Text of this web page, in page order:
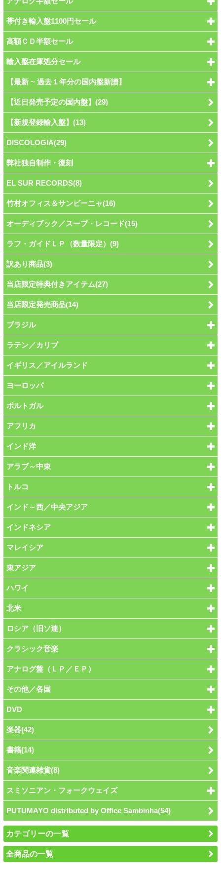
帯付き輸入盤1100円セール
高額ＣＤ半額セール
輸入盤在庫処分セール
【最新 ~ 過去１年分の国内盤新譜】
【近日発売予定の国内盤】(29)
【新規登録輸入盤】(13)
DISCOLOGIA(29)
弊社独自制作・復刻
EL SUR RECORDS(8)
竹村オフィス＆サンビーニャ(16)
オーディブック／スープ・レコード(15)
ラフ・ガイドＬＰ（数量限定）(9)
訳あり商品(3)
当店限定特典付きアイテム(27)
当店限定発売商品(14)
ブラジル
ラテン／カリブ
イギリス／アイルランド
ヨーロッパ
ポルトガル
アフリカ
インド洋
アラブ～中東
トルコ
インド～西／中央アジア
インドネシア
マレイシア
東アジア
ハワイ
北米
ロシア（旧ソ連）
クラシック音楽
アナログ盤（ＬＰ／ＥＰ）
その他／各国
DVD
楽器(42)
書籍(14)
音楽関連雑貨(8)
スミソニアン・フォークウェイズ
PUTUMAYO distributed by Office Sambinha(54)
カテゴリーの一覧
全商品の一覧